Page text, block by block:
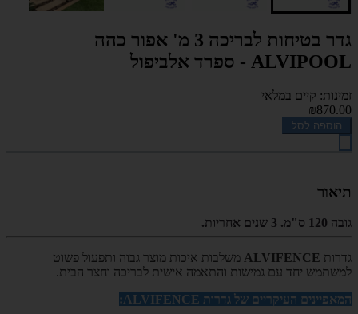
גדר בטיחות לבריכה 3 מ' אפור כהה
ALVIPOOL - ספרד אלביפול
זמינות: קיים במלאי
₪870.00
הוספה לסל
תיאור
גובה 120 ס"מ. 3 שנים אחריות.
גדרות ALVIFENCE משלבות איכות מוצר גבוה ותפעול פשוט
למשתמש יחד עם גמישות והתאמה אישית לבריכה וחצר הבית.
המאפיינים העיקריים של גדרות ALVIFENCE
: